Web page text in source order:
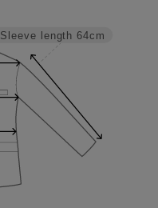
Sleeve length 64cm